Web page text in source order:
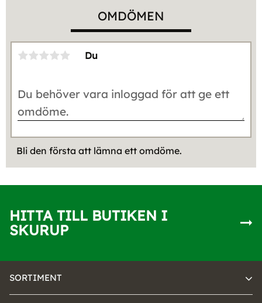
OMDÖMEN
Du
Bli den första att lämna ett omdöme.
HITTA TILL BUTIKEN I
SKURUP
SORTIMENT